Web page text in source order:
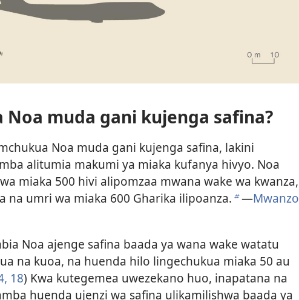
muda gani kujenga safina?
Noa muda gani kujenga safina, lakini
alitumia makumi ya miaka kufanya hivyo. Noa
miaka 500 hivi alipomzaa mwana wake wa kwanza,
na umri wa miaka 600 Gharika ilipoanza. b—Mwanzo
Noa ajenge safina baada ya wana wake watatu
na kuoa, na huenda hilo lingechukua miaka 50 au
18) Kwa kutegemea uwezekano huo, inapatana na
huenda ujenzi wa safina ulikamilishwa baada ya